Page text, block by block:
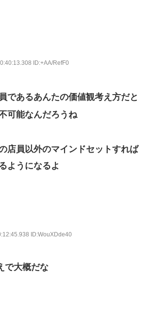
ID:+AA/RefF0
であるあんたの価値観考え方だと
可能なんだろうね
店員以外のマインドセットすれば
ようになるよ
ID:WouXDde40
で大概だな